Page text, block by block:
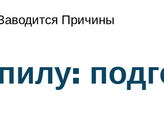
Причины